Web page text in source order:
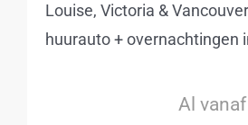
Louise, Victoria &
huurauto + overnachtingen
Al vanaf